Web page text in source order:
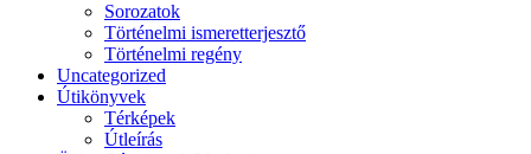
Sorozatok
Történelmi ismeretterjesztő
Történelmi regény
Uncategorized
Útikönyvek
Térképek
Útleírás